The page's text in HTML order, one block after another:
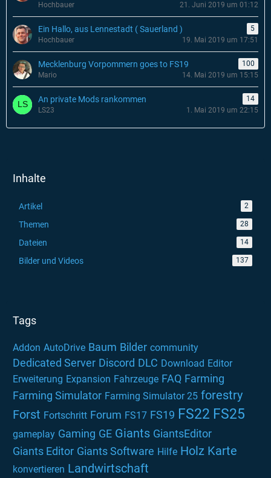
Hochbauer
21. Juni 2019 um 01:12
Ein Hallo, aus Lennestadt ( Sauerland )
5
Hochbauer
19. Mai 2019 um 17:51
Mecklenburg Vorpommern goes to FS19
100
Mario
14. Mai 2019 um 15:15
An private Mods rankommen
14
LS23
1. Mai 2019 um 22:15
Inhalte
Artikel 2
Themen 28
Dateien 14
Bilder und Videos 137
Tags
Addon AutoDrive Baum Bilder community
Dedicated Server Discord DLC Download Editor
Erweiterung Expansion Fahrzeuge FAQ Farming
Farming Simulator Farming Simulator 25 forestry
Forst Fortschritt Forum FS17 FS19 FS22 FS25
gameplay Gaming GE Giants GiantsEditor
Giants Editor Giants Software Hilfe Holz Karte
konvertieren Landwirtschaft